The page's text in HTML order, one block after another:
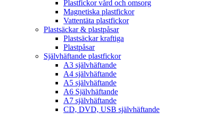
Plastfickor vård och omsorg
Magnetiska plastfickor
Vattentäta plastfickor
Plastsäckar & plastpåsar
Plastsäckar kraftiga
Plastpåsar
Självhäftande plastfickor
A3 självhäftande
A4 självhäftande
A5 självhäftande
A6 Självhäftande
A7 självhäftande
CD, DVD, USB självhäftande